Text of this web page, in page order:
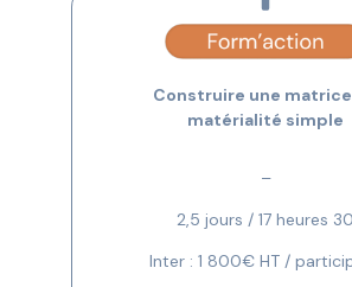
Construire une
matérialité simple
–
2,5 jours / 17 heures 30
Inter : 1 800€ HT /